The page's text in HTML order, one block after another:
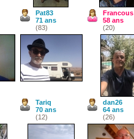
Pat83
71 ans
(83)
Francous
58 ans
(20)
Tariq
70 ans
(12)
dan26
64 ans
(26)